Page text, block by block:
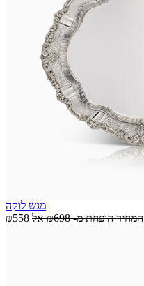
מגש לוקה
₪558
המחיר הופחת מ-₪698 אל